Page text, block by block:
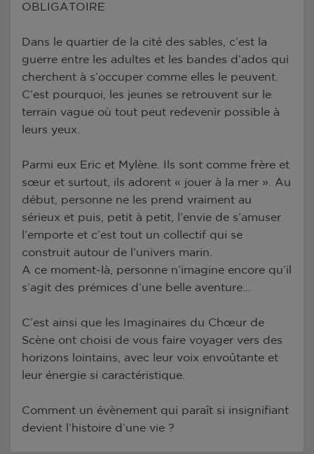
OBLIGATOIRE
Dans le quartier de la cité des sables, c’est la
guerre entre les adultes et les bandes d’ados qui
cherchent à s’occuper comme elles le peuvent.
C’est pourquoi, les jeunes se retrouvent sur le
terrain vague où tout peut redevenir possible à
leurs yeux.
Parmi eux Eric et Mylène. Ils sont comme frère et
sœur et surtout, ils adorent « jouer à la mer ». Au
début, personne ne les prend vraiment au
sérieux et puis, petit à petit, l’envie de s’amuser
l’emporte et c’est tout un collectif qui se
construit autour de l’univers marin.
A ce moment-là, personne n’imagine encore qu’il
s’agit des prémices d’une belle aventure…
C’est ainsi que les Imaginaires du Chœur de
Scène ont choisi de vous faire voyager vers des
horizons lointains, avec leur voix envoûtante et
leur énergie si caractéristique.
Comment un évènement qui paraît si insignifiant
devient l’histoire d’une vie ?